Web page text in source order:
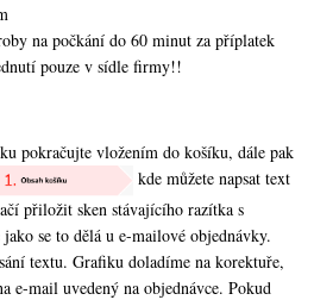
na počkání do 60 minut za příplatek
pouze v sídle firmy!!
pokračujte vložením do košíku, dále pak
kde můžete napsat text
přiložit sken stávajícího razítka s
se to dělá u e-mailové objednávky.
textu. Grafiku doladíme na korektuře,
e-mail uvedený na objednávce. Pokud